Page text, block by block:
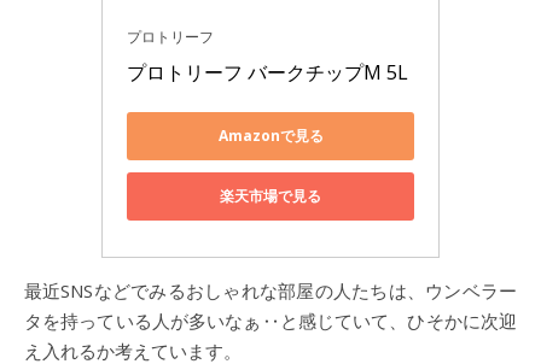
プロトリーフ
プロトリーフ バークチップM 5L
Amazonで見る
楽天市場で見る
最近SNSなどでみるおしゃれな部屋の人たちは、ウンベラー
タを持っている人が多いなぁ‥と感じていて、ひそかに次迎
え入れるか考えています。